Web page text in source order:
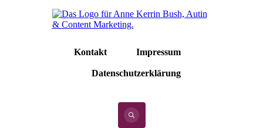
Kontakt Impressum
Datenschutzerklärung